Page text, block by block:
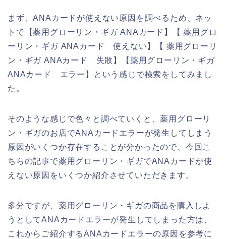
まず、ANAカードが使えない原因を調べるため、ネッ
トで【薬用グローリン・ギガ ANAカード】【 薬用グロ
ーリン・ギガ ANAカード 使えない】【 薬用グローリ
ン・ギガ ANAカード 失敗】【薬用グローリン・ギガ
ANAカード エラー】という感じで検索をしてみまし
た。
そのような感じで色々と調べていくと、薬用グローリ
ン・ギガのお店でANAカードエラーが発生してしまう
原因がいくつか存在することが分かったので、今回こ
ちらの記事で薬用グローリン・ギガでANAカードが使
えない原因をいくつか紹介させていただきます。
多分ですが、薬用グローリン・ギガの商品を購入しよ
うとしてANAカードエラーが発生してしまった方は、
これからご紹介するANAカードエラーの原因を参考に